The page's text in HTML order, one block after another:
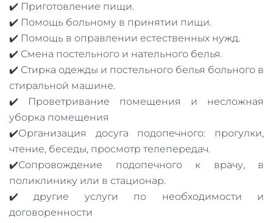
✔️ Приготовление пищи.
✔️ Помощь больному в принятии пищи.
✔️ Помощь в оправлении естественных нужд.
✔️ Смена постельного и нательного белья.
✔️ Стирка одежды и постельного белья больного в
стиральной машине.
✔️ Проветривание помещения и несложная
уборка помещения
✔️Организация досуга подопечного: прогулки,
чтение, беседы, просмотр телепередач.
✔️Сопровождение подопечного к врачу, в
поликлинику или в стационар.
✔️ другие услуги по необходимости и
договоренности